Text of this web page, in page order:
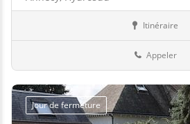
Itinéraire
Appeler
Jour de fermeture